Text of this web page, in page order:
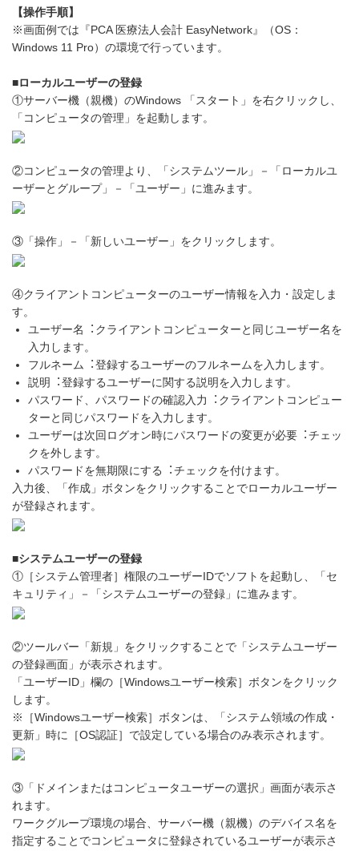
【操作手順】
※画面例では『PCA 医療法人会計 EasyNetwork』（OS：
Windows 11 Pro）の環境で行っています。
■ローカルユーザーの登録
①サーバー機（親機）のWindows 「スタート」を右クリックし、
「コンピュータの管理」を起動します。
②コンピュータの管理より、「システムツール」－「ローカルユ
ーザーとグループ」－「ユーザー」に進みます。
③「操作」－「新しいユーザー」をクリックします。
④クライアントコンピューターのユーザー情報を入力・設定しま
す。
ユーザー名︓クライアントコンピューターと同じユーザー名を
入力します。
フルネーム︓登録するユーザーのフルネームを入力します。
説明︓登録するユーザーに関する説明を入力します。
パスワード、パスワードの確認入力︓クライアントコンピュー
ターと同じパスワードを入力します。
ユーザーは次回ログオン時にパスワードの変更が必要︓チェッ
クを外します。
パスワードを無期限にする︓チェックを付けます。
入力後、「作成」ボタンをクリックすることでローカルユーザー
が登録されます。
■システムユーザーの登録
①［システム管理者］権限のユーザーIDでソフトを起動し、「セ
キュリティ」－「システムユーザーの登録」に進みます。
②ツールバー「新規」をクリックすることで「システムユーザー
の登録画面」が表示されます。
「ユーザーID」欄の［Windowsユーザー検索］ボタンをクリック
します。
※［Windowsユーザー検索］ボタンは、「システム領域の作成・
更新」時に［OS認証］で設定している場合のみ表示されます。
③「ドメインまたはコンピュータユーザーの選択」画面が表示さ
れます。
ワークグループ環境の場合、サーバー機（親機）のデバイス名を
指定することでコンピュータに登録されているユーザーが表示さ